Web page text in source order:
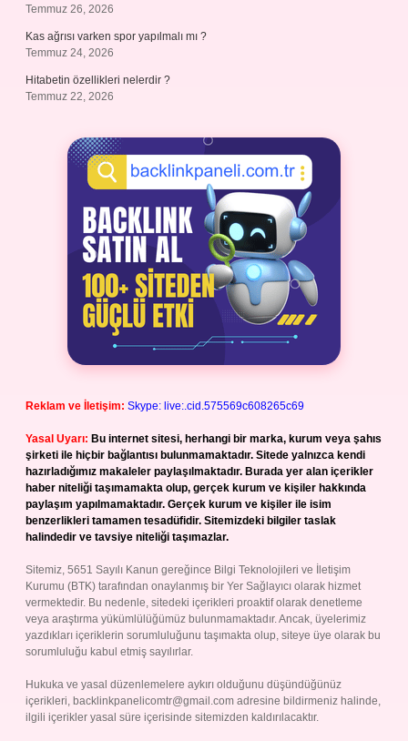
Temmuz 26, 2026
Kas ağrısı varken spor yapılmalı mı ?
Temmuz 24, 2026
Hitabetin özellikleri nelerdir ?
Temmuz 22, 2026
Reklam ve İletişim: Skype: live:.cid.575569c608265c69
Yasal Uyarı: Bu internet sitesi, herhangi bir marka, kurum veya şahıs
şirketi ile hiçbir bağlantısı bulunmamaktadır. Sitede yalnızca kendi
hazırladığımız makaleler paylaşılmaktadır. Burada yer alan içerikler
haber niteliği taşımamakta olup, gerçek kurum ve kişiler hakkında
paylaşım yapılmamaktadır. Gerçek kurum ve kişiler ile isim
benzerlikleri tamamen tesadüfidir. Sitemizdeki bilgiler taslak
halindedir ve tavsiye niteliği taşımazlar.
Sitemiz, 5651 Sayılı Kanun gereğince Bilgi Teknolojileri ve İletişim
Kurumu (BTK) tarafından onaylanmış bir Yer Sağlayıcı olarak hizmet
vermektedir. Bu nedenle, sitedeki içerikleri proaktif olarak denetleme
veya araştırma yükümlülüğümüz bulunmamaktadır. Ancak, üyelerimiz
yazdıkları içeriklerin sorumluluğunu taşımakta olup, siteye üye olarak bu
sorumluluğu kabul etmiş sayılırlar.
Hukuka ve yasal düzenlemelere aykırı olduğunu düşündüğünüz
içerikleri, backlinkpanelicomtr@gmail.com adresine bildirmeniz halinde,
ilgili içerikler yasal süre içerisinde sitemizden kaldırılacaktır.